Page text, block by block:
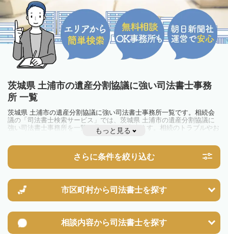
茨城県 土浦市の遺産分割協議に強い司法書士事務
所 一覧
茨城県 土浦市の遺産分割協議に強い司法書士事務所一覧です。相続会
議の「司法書士検索サービス」では、茨城県 土浦市の遺産分割協議に
強い司法書士事務所を一覧で見ることが出来ます。相続のトラブルやお
悩みを抱えている方は一度近隣の司法書士に相談してみましょう。
もっと見る
さらに条件を絞り込む
市区町村から司法書士を探す
相談内容から司法書士を探す